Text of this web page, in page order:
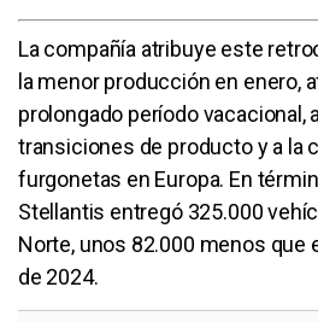
La compañía atribuye este
la menor producción en enero,
prolongado período vacacional,
transiciones de producto y a la
furgonetas en Europa. En
Stellantis entregó 325.000
Norte, unos 82.000 menos que
de 2024.